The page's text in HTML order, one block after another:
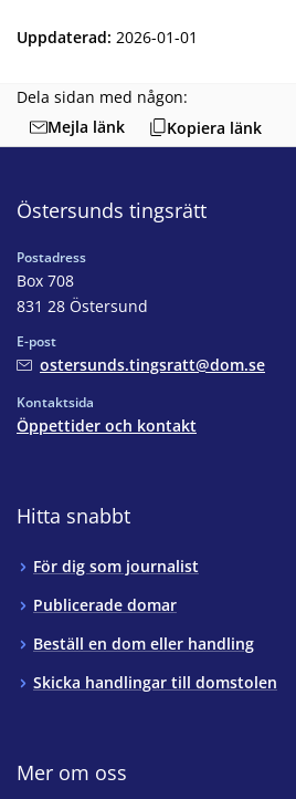
Uppdaterad: 2026-01-01
Dela sidan med någon:
Mejla länk
Kopiera länk
Östersunds tingsrätt
Postadress
Box 708
831 28 Östersund
E-post
ostersunds.tingsratt@dom.se
Kontaktsida
Öppettider och kontakt
Hitta snabbt
För dig som journalist
Publicerade domar
Beställ en dom eller handling
Skicka handlingar till domstolen
Mer om oss